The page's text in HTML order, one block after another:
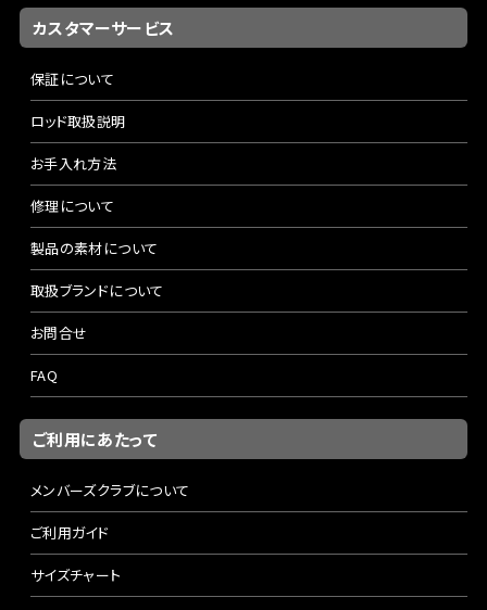
カスタマーサービス
保証について
ロッド取扱説明
お手入れ方法
修理について
製品の素材について
取扱ブランドについて
お問合せ
FAQ
ご利用にあたって
メンバーズクラブについて
ご利用ガイド
サイズチャート